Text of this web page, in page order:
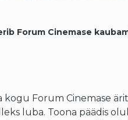
Forum Cinemase
kogu Forum Cinemase
luba. Toona päädis